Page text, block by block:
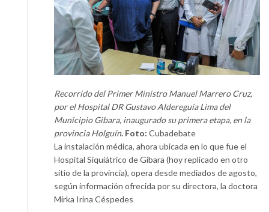
Recorrido del Primer Ministro Manuel Marrero Cruz,
por el Hospital DR Gustavo Aldereguía Lima del
Municipio Gibara, inaugurado su primera etapa, en la
provincia Holguín. Foto: Cubadebate
La instalación médica, ahora ubicada en lo que fue el
Hospital Siquiátrico de Gibara (hoy replicado en otro
sitio de la provincia), opera desde mediados de agosto,
según información ofrecida por su directora, la doctora
Mirka Irina Céspedes